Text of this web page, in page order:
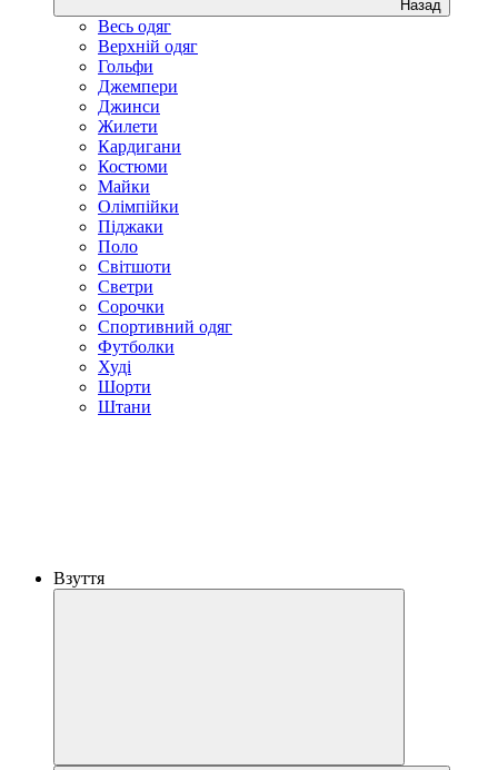
Назад
Весь одяг
Верхній одяг
Гольфи
Джемпери
Джинси
Жилети
Кардигани
Костюми
Майки
Олімпійки
Піджаки
Поло
Світшоти
Светри
Сорочки
Спортивний одяг
Футболки
Худі
Шорти
Штани
Взуття